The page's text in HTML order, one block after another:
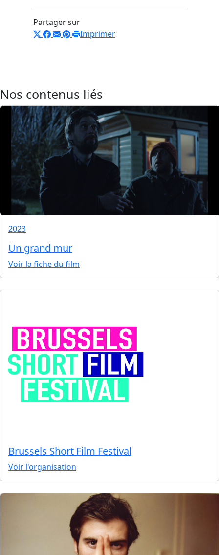
Partager sur
Imprimer
Nos contenus liés
2023
Un grand mur
Voir la fiche du film
Brussels Short Film Festival
Voir l'organisation